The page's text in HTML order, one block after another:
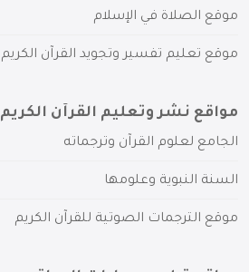
موقع الصلاة في الإسلام
موقع تعليم تفسير وتجويد القرآن الكريم
مواقع نشر وتعليم القرآن الكريم
الجامع لعلوم القرآن وترجماته
السنة النبوية وعلومها
موقع الترجمات الصوتية للقرآن الكريم